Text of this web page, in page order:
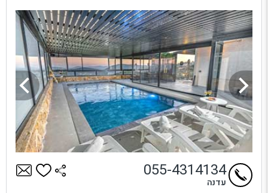
055-4314134
עדנה